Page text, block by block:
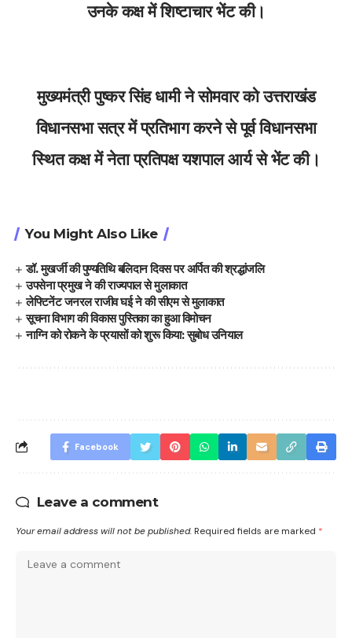
उनके कक्ष में शिष्टाचार भेंट की।
मुख्यमंत्री पुष्कर सिंह धामी ने सोमवार को उत्तराखंड
विधानसभा सत्र में प्रतिभाग करने से पूर्व विधानसभा
स्थित कक्ष में नेता प्रतिपक्ष यशपाल आर्य से भेंट की।
You Might Also Like
डॉ. मुखर्जी की पुण्यतिथि बलिदान दिवस पर अर्पित की श्रद्धांजलि
उपसेना प्रमुख ने की राज्यपाल से मुलाकात
लेफ्टिनेंट जनरल राजीव घई ने की सीएम से मुलाकात
सूचना विभाग की विकास पुस्तिका का हुआ विमोचन
नाग्नि को रोकने के प्रयासों को शुरू किया: सुबोध उनियाल
Facebook
Leave a comment
Your email address will not be published. Required fields are marked *